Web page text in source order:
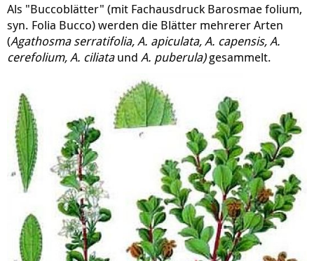
Als "Buccoblätter" (mit Fachausdruck Barosmae folium,
syn. Folia Bucco) werden die Blätter mehrerer Arten
(Agathosmaserratifolia, A. apiculata, A. capensis, A.
cerefolium, A. ciliataund A. puberula)gesammelt.